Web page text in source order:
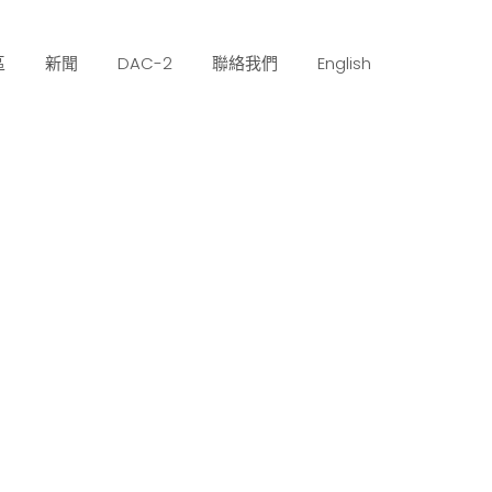
新聞 DAC-2 聯絡我們 English